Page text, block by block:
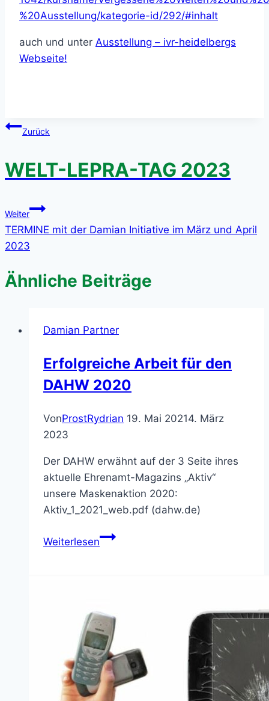
%20Ausstellung/kategorie-id/292/#inhalt
auch und unter Ausstellung – ivr-heidelbergs
Webseite!
Beitragsnavigation
Zurück
WELT-LEPRA-TAG 2023
Weiter
TERMINE mit der Damian Initiative im März und April
2023
Ähnliche Beiträge
Damian Partner
Erfolgreiche Arbeit für den
DAHW 2020
VonProstRydrian 19. Mai 20214. März
2023
Der DAHW erwähnt auf der 3 Seite ihres
aktuelle Ehrenamt-Magazins „Aktiv“
unsere Maskenaktion 2020:
Aktiv_1_2021_web.pdf (dahw.de)
WeiterlesenErfolgreiche
2020